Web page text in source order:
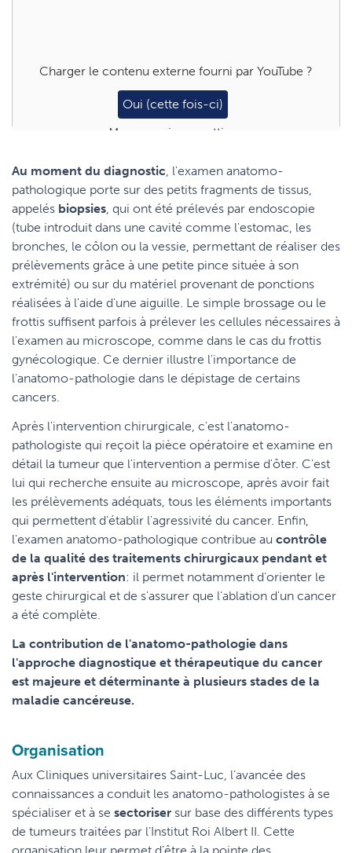
Charger le contenu externe fourni par YouTube ?
Oui (cette fois-ci)
Manage privacy settings
Au moment du diagnostic, l'examen anatomo-
pathologique porte sur des petits fragments de tissus,
appelés biopsies, qui ont été prélevés par endoscopie
(tube introduit dans une cavité comme l'estomac, les
bronches, le côlon ou la vessie, permettant de réaliser des
prélèvements grâce à une petite pince située à son
extrémité) ou sur du matériel provenant de ponctions
réalisées à l'aide d'une aiguille. Le simple brossage ou le
frottis suffisent parfois à prélever les cellules nécessaires à
l'examen au microscope, comme dans le cas du frottis
gynécologique. Ce dernier illustre l'importance de
l'anatomo-pathologie dans le dépistage de certains
cancers.
Après l'intervention chirurgicale, c'est l'anatomo-
pathologiste qui reçoit la pièce opératoire et examine en
détail la tumeur que l'intervention a permise d'ôter. C'est
lui qui recherche ensuite au microscope, après avoir fait
les prélèvements adéquats, tous les éléments importants
qui permettent d'établir l'agressivité du cancer. Enfin,
l'examen anatomo-pathologique contribue au contrôle
de la qualité des traitements chirurgicaux pendant et
après l'intervention: il permet notamment d'orienter le
geste chirurgical et de s'assurer que l'ablation d'un cancer
a été complète.
La contribution de l'anatomo-pathologie dans
l'approche diagnostique et thérapeutique du cancer
est majeure et déterminante à plusieurs stades de la
maladie cancéreuse.
Organisation
Aux Cliniques universitaires Saint-Luc, l’avancée des
connaissances a conduit les anatomo-pathologistes à se
spécialiser et à se sectoriser sur base des différents types
de tumeurs traitées par l’Institut Roi Albert II. Cette